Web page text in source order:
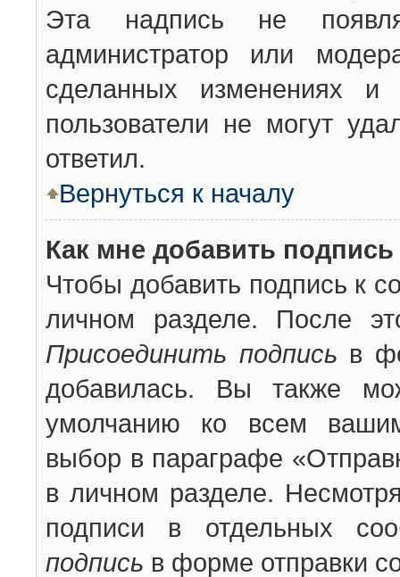
Эта надпись не
администратор или
сделанных изменениях
пользователи не могут
ответил.
Вернуться к началу
Как мне добавить
Чтобы добавить подпись к
личном разделе. После
Присоединить подпись в
добавилась. Вы также
умолчанию ко всем
выбор в параграфе
в личном разделе.
подписи в отдельных
подпись в форме отправки